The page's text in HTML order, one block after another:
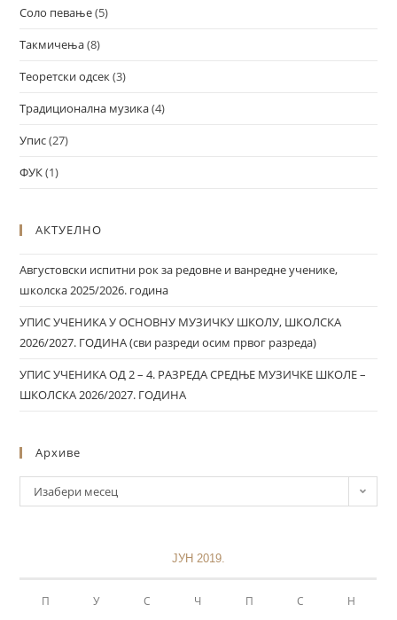
Соло певање(5)
Такмичења(8)
Теоретски одсек(3)
Традиционална музика(4)
Упис(27)
ФУК(1)
АКТУЕЛНО
Августовски испитни рок за редовне и ванредне ученике,
школска 2025/2026. година
УПИС УЧЕНИКА У ОСНОВНУ МУЗИЧКУ ШКОЛУ, ШКОЛСКА
2026/2027. ГОДИНА (сви разреди осим првог разреда)
УПИС УЧЕНИКА ОД 2 – 4. РАЗРЕДА СРЕДЊЕ МУЗИЧКЕ ШКОЛЕ –
ШКОЛСКА 2026/2027. ГОДИНА
Архиве
Изабери месец
ЈУН 2019.
П У С Ч П С Н